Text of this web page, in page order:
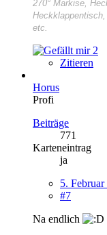
270° Markise,
etc.
2
Zitieren
Horus
Profi
Beiträge
771
Karteneintrag
ja
5.
#7
Na endlich